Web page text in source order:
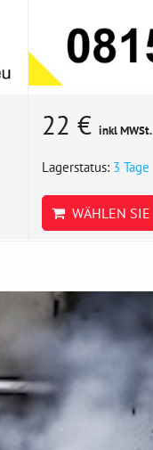
22 € inkl MWSt.
Lagerstatus: 3 Tage
WÄHLEN SIE